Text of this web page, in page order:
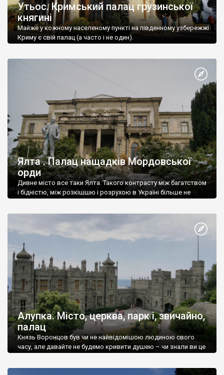
Утьос. Кримський палац грузинської
княгині
Майже у кожному населеному пункті на південному узбережжі
Криму є свій палац (а часто і не один).
Ялта . Палац нащадків Мордовської
орди
Дивне місто все таки Ялта. Такого контрасту між багатством
і бідністю, між розкішшю і розрухою в Україні більше не
Алупка. Місто, церква, парк і, звичайно,
палац
Князь Воронцов був чи не найвідомішою людиною свого
часу, але давайте не будемо кривити душею – чи знали ви це